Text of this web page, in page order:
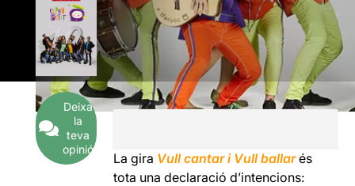
Deixa
la
teva
opinió
La gira Vull cantar i Vull ballarés
tota una declaració d’intencions: